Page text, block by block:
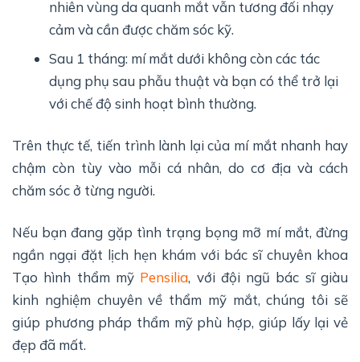
nhiên vùng da quanh mắt vẫn tương đối nhạy
cảm và cần được chăm sóc kỹ.
Sau 1 tháng: mí mắt dưới không còn các tác
dụng phụ sau phẫu thuật và bạn có thể trở lại
với chế độ sinh hoạt bình thường.
Trên thực tế, tiến trình lành lại của mí mắt nhanh hay
chậm còn tùy vào mỗi cá nhân, do cơ địa và cách
chăm sóc ở từng người.
Nếu bạn đang gặp tình trạng bọng mỡ mí mắt, đừng
ngần ngại đặt lịch hẹn khám với bác sĩ chuyên khoa
Tạo hình thẩm mỹ Pensilia, với đội ngũ bác sĩ giàu
kinh nghiệm chuyên về thẩm mỹ mắt, chúng tôi sẽ
giúp phương pháp thẩm mỹ phù hợp, giúp lấy lại vẻ
đẹp đã mất.